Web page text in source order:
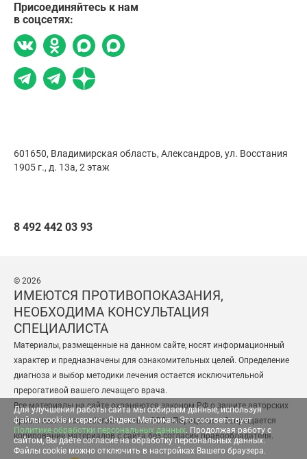
Для улучшения работы сайта мы собираем данные, используя
файлы cookie и сервис «Яндекс Метрика». Это соответствует
Политике обработки персональных данных. Продолжая работу с
сайтом, Вы даёте согласие на обработку персональных данных.
Файлы cookie можно отключить в настройках Вашего браузера.
Присоединяйтесь к нам
в соцсетях:
601650, Владимирская область, Александров, ул. Восстания
1905 г., д. 13а, 2 этаж
8 492 442 03 93
© 2026
ИМЕЮТСЯ ПРОТИВОПОКАЗАНИЯ,
НЕОБХОДИМА КОНСУЛЬТАЦИЯ
СПЕЦИАЛИСТА
Материалы, размещенные на данном сайте, носят информационный
характер и предназначены для ознакомительных целей. Определение
диагноза и выбор методики лечения остается исключительной
прерогативой вашего лечащего врача.
Все материалы на сайте охраняются законом РФ о защите авторских
прав и являются собственностью ООО «Парацельс». Запрещается
копирование материалов с сайта без согласия правообладателя.